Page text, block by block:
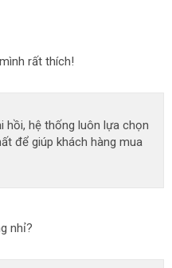
rất thích!
hồi, hệ thống luôn lựa chọn
để giúp khách hàng mua
nhỉ?